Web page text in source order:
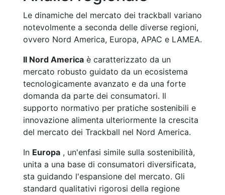
Le dinamiche del mercato dei trackball variano
notevolmente a seconda delle diverse regioni,
ovvero Nord America, Europa, APAC e LAMEA.
Il Nord America è caratterizzato da un
mercato robusto guidato da un ecosistema
tecnologicamente avanzato e da una forte
domanda da parte dei consumatori. Il
supporto normativo per pratiche sostenibili e
innovazione alimenta ulteriormente la crescita
del mercato dei Trackball nel Nord America.
In Europa , un'enfasi simile sulla sostenibilità,
unita a una base di consumatori diversificata,
sta guidando l'espansione del mercato. Gli
standard qualitativi rigorosi della regione